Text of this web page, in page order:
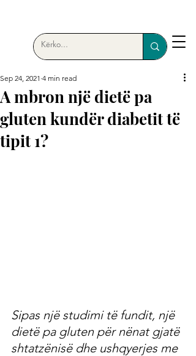
A mbron një dietë pa
gluten kundër diabetit të
tipit 1?
Sep 24, 2021 4 min read
Sipas një studimi të fundit, një
dietë pa gluten për nënat gjatë
shtatzënisë dhe ushqyerjes me